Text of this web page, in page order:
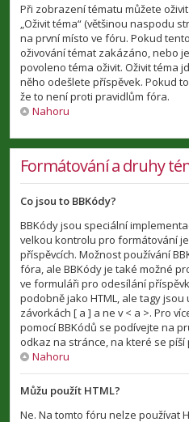
Při zobrazení tématu můžete
„Oživit téma“ (většinou naspodu
na první místo ve fóru. Pokud
oživování témat zakázáno, nebo
povoleno téma oživit. Oživit téma
něho odešlete příspěvek. Pokud
že to není proti pravidlům fóra.
Nahoru
Formátování a druhy
Co jsou to BBKódy?
BBKódy jsou speciální
velkou kontrolu pro formátování
příspěvcích. Možnost používání
fóra, ale BBKódy je také možné
ve formuláři pro odesílání
podobně jako HTML, ale tagy
závorkách [ a ] a ne v < a >. Pro
pomocí BBKódů se podívejte na
odkaz na stránce, na které se píší
Nahoru
Můžu použít HTML?
Ne. Na tomto fóru nelze používat